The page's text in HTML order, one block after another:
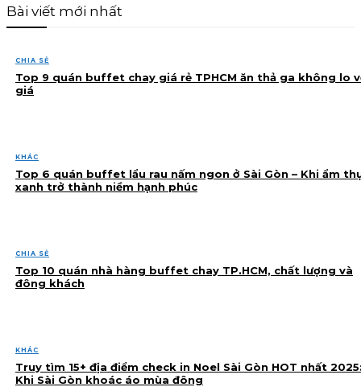
Bài viết mới nhất
CHIA SẺ
Top 9 quán buffet chay giá rẻ TPHCM ăn thả ga không lo
giá
KHÁC
Top 6 quán buffet lẩu rau nấm ngon ở Sài Gòn – Khi ẩm
xanh trở thành niềm hạnh phúc
CHIA SẺ
Top 10 quán nhà hàng buffet chay TP.HCM, chất lượng và
đông khách
KHÁC
Truy tìm 15+ địa điểm check in Noel Sài Gòn HOT nhất
Khi Sài Gòn khoác áo mùa đông